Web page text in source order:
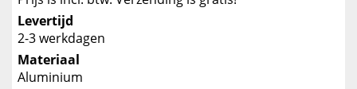
Levertijd
2-3 werkdagen
Materiaal
Aluminium